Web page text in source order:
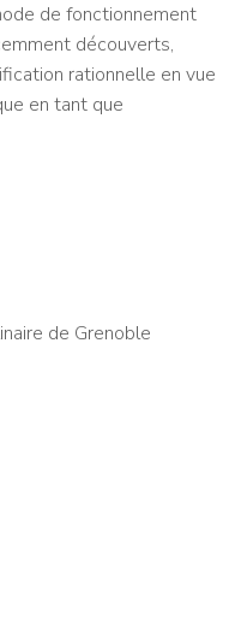
de fonctionnement
découverts,
rationnelle en vue
en tant que
de Grenoble